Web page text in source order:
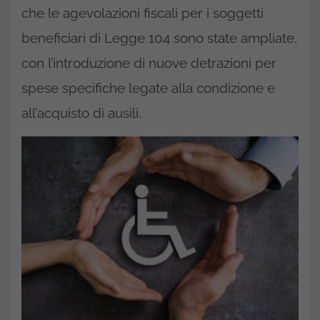
che le agevolazioni fiscali per i soggetti
beneficiari di Legge 104 sono state ampliate,
con l’introduzione di nuove detrazioni per
spese specifiche legate alla condizione e
all’acquisto di ausili.